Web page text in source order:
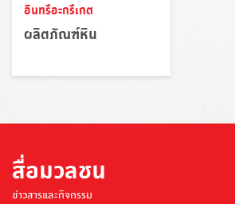
อินทรีอะกรีเกต
ผลิตภัณฑ์หิน
สื่อมวลชน
ข่าวสารและกิจกรรม